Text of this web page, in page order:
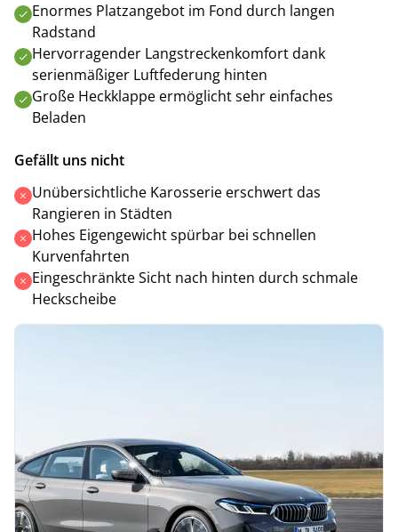
Enormes Platzangebot im Fond durch langen
Radstand
Hervorragender Langstreckenkomfort dank
serienmäßiger Luftfederung hinten
Große Heckklappe ermöglicht sehr einfaches
Beladen
Gefällt uns nicht
Unübersichtliche Karosserie erschwert das
Rangieren in Städten
Hohes Eigengewicht spürbar bei schnellen
Kurvenfahrten
Eingeschränkte Sicht nach hinten durch schmale
Heckscheibe